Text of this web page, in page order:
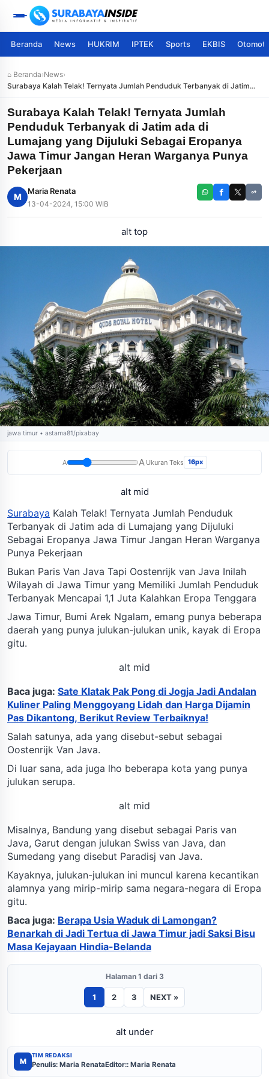
Beranda News HUKRIM IPTEK Sports EKBIS
⌂ Beranda›News›
Surabaya Kalah Telak! Ternyata Jumlah Penduduk Terbanyak di Jatim
ada di Lumajang yang Dijuluki Sebagai Eropanya Jawa Timur Jangan
Heran Warganya Punya Pekerjaan
Surabaya Kalah Telak! Ternyata Jumlah
Penduduk Terbanyak di Jatim ada di
Lumajang yang Dijuluki Sebagai Eropanya
Jawa Timur Jangan Heran Warganya Punya
Pekerjaan
M
Maria Renata
13-04-2024, 15:00 WIB
alt top
jawa timur • astama81/pixabay
A A Ukuran Teks 16px
alt mid
Surabaya Kalah Telak! Ternyata Jumlah Penduduk
Terbanyak di Jatim ada di Lumajang yang Dijuluki
Sebagai Eropanya Jawa Timur Jangan Heran Warganya
Punya Pekerjaan
Bukan Paris Van Java Tapi Oostenrijk van Java Inilah
Wilayah di Jawa Timur yang Memiliki Jumlah Penduduk
Terbanyak Mencapai 1,1 Juta Kalahkan Eropa Tenggara
Jawa Timur, Bumi Arek Ngalam, emang punya beberapa
daerah yang punya julukan-julukan unik, kayak di Eropa
gitu.
alt mid
Baca juga: Sate Klatak Pak Pong di Jogja Jadi Andalan
Kuliner Paling Menggoyang Lidah dan Harga Dijamin
Pas Dikantong, Berikut Review Terbaiknya!
Salah satunya, ada yang disebut-sebut sebagai
Oostenrijk Van Java.
Di luar sana, ada juga lho beberapa kota yang punya
julukan serupa.
alt mid
Misalnya, Bandung yang disebut sebagai Paris van
Java, Garut dengan julukan Swiss van Java, dan
Sumedang yang disebut Paradisj van Java.
Kayaknya, julukan-julukan ini muncul karena kecantikan
alamnya yang mirip-mirip sama negara-negara di Eropa
gitu.
Baca juga: Berapa Usia Waduk di Lamongan?
Benarkah di Jadi Tertua di Jawa Timur jadi Saksi Bisu
Masa Kejayaan Hindia-Belanda
Halaman 1 dari 3
1 2 3 NEXT »
alt under
M
TIM REDAKSI
Penulis: Maria RenataEditor:: Maria Renata